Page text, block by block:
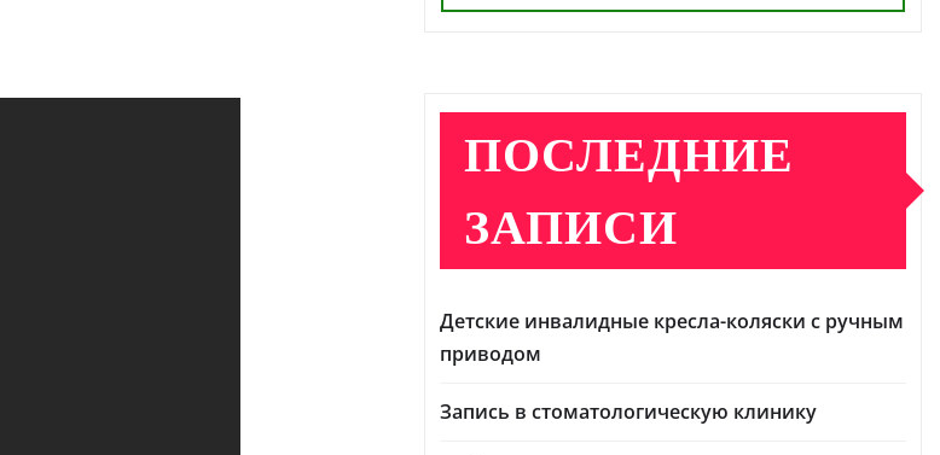
ПОСЛЕДНИЕ
ЗАПИСИ
Детские инвалидные кресла-коляски с ручным
приводом
Запись в стоматологическую клинику